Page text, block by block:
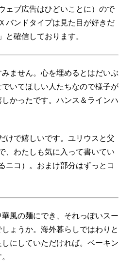
ェブ広告はひどいことに）ので
ンドタイプは見た目が好きだ
確信しております。
ません。心を埋めるとはだいぶ
いてほしい人たちなので様子が
かったです。ハンス＆ラインハ
けで嬉しいです。ユリウスと父
、わたしも気に入って書いてい
ニコ）。おまけ部分はずっとコ
風の麺にでき、それっぽいスー
ょうか。海外暮らしではわりと
にしていただければ。ベーキン